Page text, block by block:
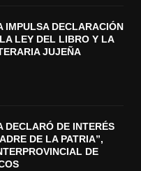
IMPULSA DECLARACIÓN
LEY DEL LIBRO Y LA
JUJEÑA
DECLARÓ DE INTERÉS
DE LA PATRIA”,
DE